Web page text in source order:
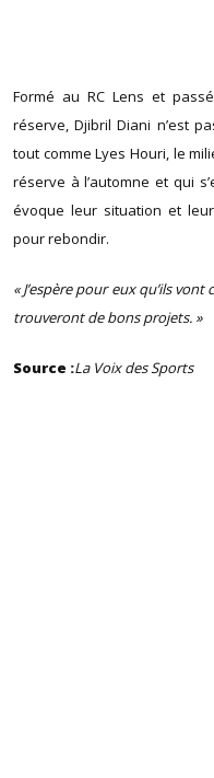
Formé au RC Lens et
réserve, Djibril Diani n’est
tout comme Lyes Houri, le
réserve à l’automne et qui
évoque leur situation et
pour rebondir.
« J’espère pour eux qu’ils
trouveront de bons projets. »
Source :La Voix des Sports